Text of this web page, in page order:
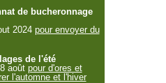
de bucheronnage
2024 pour envoyer du
de l'été
août pour d'ores et
l'automne et l'hiver